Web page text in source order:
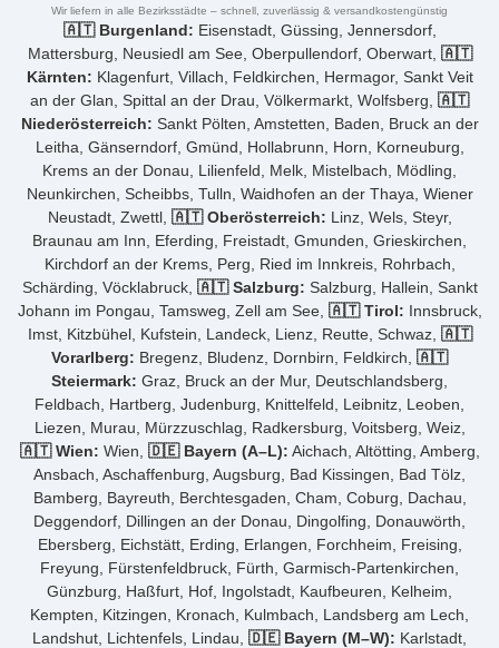
Wir liefern in alle Bezirksstädte – schnell, zuverlässig & versandkostengünstig
🇦🇹 Burgenland: Eisenstadt, Güssing, Jennersdorf,
Mattersburg, Neusiedl am See, Oberpullendorf, Oberwart, 🇦🇹
Kärnten: Klagenfurt, Villach, Feldkirchen, Hermagor, Sankt Veit
an der Glan, Spittal an der Drau, Völkermarkt, Wolfsberg, 🇦🇹
Niederösterreich: Sankt Pölten, Amstetten, Baden, Bruck an der
Leitha, Gänserndorf, Gmünd, Hollabrunn, Horn, Korneuburg,
Krems an der Donau, Lilienfeld, Melk, Mistelbach, Mödling,
Neunkirchen, Scheibbs, Tulln, Waidhofen an der Thaya, Wiener
Neustadt, Zwettl, 🇦🇹 Oberösterreich: Linz, Wels, Steyr,
Braunau am Inn, Eferding, Freistadt, Gmunden, Grieskirchen,
Kirchdorf an der Krems, Perg, Ried im Innkreis, Rohrbach,
Schärding, Vöcklabruck, 🇦🇹 Salzburg: Salzburg, Hallein, Sankt
Johann im Pongau, Tamsweg, Zell am See, 🇦🇹 Tirol: Innsbruck,
Imst, Kitzbühel, Kufstein, Landeck, Lienz, Reutte, Schwaz, 🇦🇹
Vorarlberg: Bregenz, Bludenz, Dornbirn, Feldkirch, 🇦🇹
Steiermark: Graz, Bruck an der Mur, Deutschlandsberg,
Feldbach, Hartberg, Judenburg, Knittelfeld, Leibnitz, Leoben,
Liezen, Murau, Mürzzuschlag, Radkersburg, Voitsberg, Weiz,
🇦🇹 Wien: Wien, 🇩🇪 Bayern (A–L): Aichach, Altötting, Amberg,
Ansbach, Aschaffenburg, Augsburg, Bad Kissingen, Bad Tölz,
Bamberg, Bayreuth, Berchtesgaden, Cham, Coburg, Dachau,
Deggendorf, Dillingen an der Donau, Dingolfing, Donauwörth,
Ebersberg, Eichstätt, Erding, Erlangen, Forchheim, Freising,
Freyung, Fürstenfeldbruck, Fürth, Garmisch-Partenkirchen,
Günzburg, Haßfurt, Hof, Ingolstadt, Kaufbeuren, Kelheim,
Kempten, Kitzingen, Kronach, Kulmbach, Landsberg am Lech,
Landshut, Lichtenfels, Lindau, 🇩🇪 Bayern (M–W): Karlstadt,